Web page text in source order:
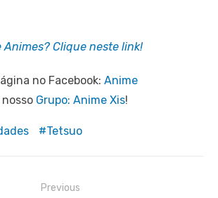
Animes? Clique neste link!
no Facebook: Anime
Grupo: Anime Xis!
Tetsuo
Previous